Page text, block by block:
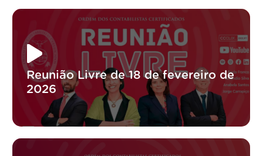
Reunião Livre de 18 de fevereiro de
2026